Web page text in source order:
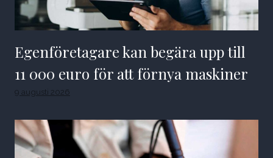
Egenföretagare kan begära upp till
11 000 euro för att förnya maskiner
9 augusti 2026